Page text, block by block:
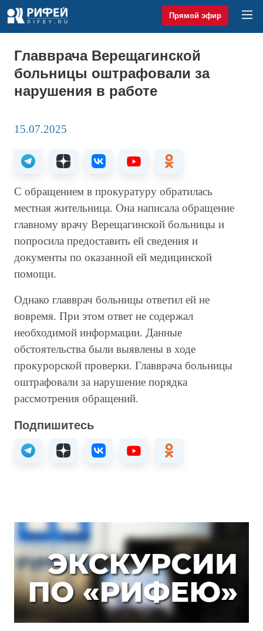
Прямой эфир
Главврача Верещагинской
больницы оштрафовали за
нарушения в работе
15.07.2025
С обращением в прокуратуру обратилась
местная жительница. Она написала обращение
главному врачу Верещагинской больницы и
попросила предоставить ей сведения и
документы по оказанной ей медицинской
помощи.
Однако главврач больницы ответил ей не
вовремя. При этом ответ не содержал
необходимой информации. Данные
обстоятельства были выявлены в ходе
прокурорской проверки. Главврача больницы
оштрафовали за нарушение порядка
рассмотрения обращений.
Подпишитесь